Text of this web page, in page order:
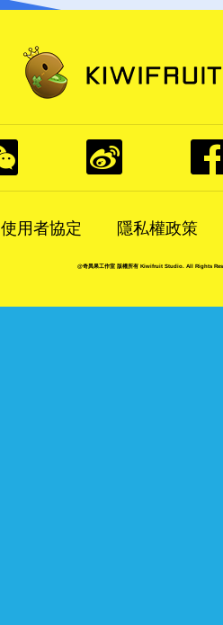
使用者協定 隱私權政策
@奇異果工作室 版權所有 Kiwifruit Studio. All Rights